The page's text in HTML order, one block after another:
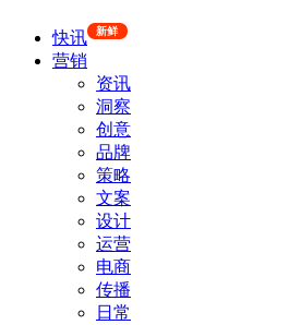
快讯 新鲜
营销
资讯
洞察
创意
品牌
策略
文案
设计
运营
电商
传播
日常